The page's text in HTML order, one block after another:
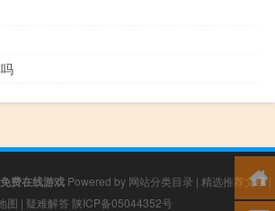
免费在线游戏Powered by 网站分类目录 | 精选推荐文章|
图 | 疑难解答 陕ICP备05044352号